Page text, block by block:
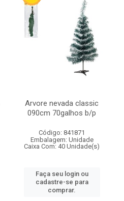
Arvore nevada classic
090cm 70galhos b/p
Código: 841871
Embalagem: Unidade
Caixa Com: 40 Unidade(s)
Faça seu login ou
cadastre-se para
comprar.